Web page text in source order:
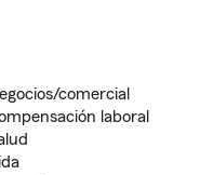
comercial
laboral